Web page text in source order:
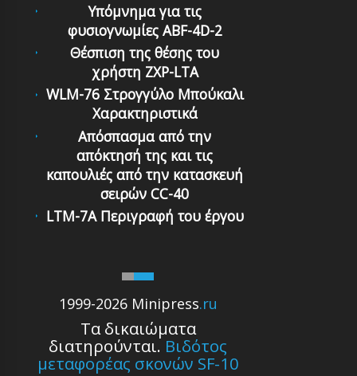
1999-2026 Minipress.ru
Τα δικαιώματα
διατηρούνται. Βιδότος
μεταφορέας σκονών SF-10
Υπόμνημα για τις
φυσιογνωμίες ABF-4D-2
Θέσπιση της θέσης του
χρήστη ZXP-LTA
WLM-76 Στρογγύλο Μπούκαλι
Χαρακτηριστικά
Απόσπασμα από την
απόκτησή της και τις
καπουλιές από την κατασκευή
σειρών CC-40
LTM-7A Περιγραφή του έργου